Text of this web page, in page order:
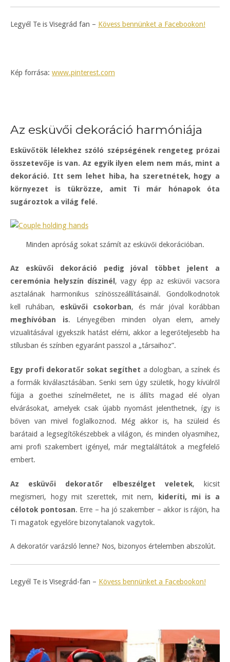
Legyél Te is Visegrád fan – Kövess bennünket a Facebookon!
Kép forrása: www.pinterest.com
Az esküvői dekoráció harmóniája
Esküvőtök lélekhez szóló szépségének rengeteg prózai
összetevője is van. Az egyik ilyen elem nem más, mint a
dekoráció. Itt sem lehet hiba, ha szeretnétek, hogy a
környezet is tükrözze, amit Ti már hónapok óta
sugároztok a világ felé.
Minden apróság sokat számít az esküvői dekorációban.
Az esküvői dekoráció pedig jóval többet jelent a
ceremónia helyszín díszinél , vagy épp az esküvői vacsora
asztalának harmonikus színösszeállításainál. Gondolkodnotok
kell ruhában, esküvői csokorban, és már jóval korábban
meghívóban is. Lényegében minden olyan elem, amely
vizualitásával igyekszik hatást elérni, akkor a legerőteljesebb ha
stílusban és színben egyaránt passzol a „társaihoz”.
Egy profi dekoratőr sokat segíthet a dologban, a színek és
a formák kiválasztásában. Senki sem úgy születik, hogy kívülről
fújja a goethei színelméletet, ne is állíts magad elé olyan
elvárásokat, amelyek csak újabb nyomást jelenthetnek, így is
bőven van mivel foglalkoznod. Még akkor is, ha szüleid és
barátaid a legsegítőkészebbek a világon, és minden olyasmihez,
ami profi szakembert igényel, már megtaláltátok a megfelelő
embert.
Az esküvői dekoratőr elbeszélget veletek, kicsit
megismeri, hogy mit szerettek, mit nem, kideríti, mi is a
célotok pontosan. Erre – ha jó szakember – akkor is rájön, ha
Ti magatok egyelőre bizonytalanok vagytok.
A dekoratőr varázsló lenne? Nos, bizonyos értelemben abszolút.
Legyél Te is Visegrád-fan – Kövess bennünket a Facebookon!